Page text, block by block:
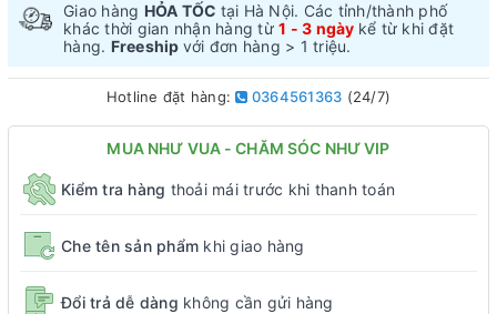
Giao hàng HỎA TỐC tại Hà Nội. Các tỉnh/thành phố
khác thời gian nhận hàng từ 1 - 3 ngày kể từ khi đặt
hàng. Freeship với đơn hàng > 1 triệu.
Hotline đặt hàng: 0364561363 (24/7)
MUA NHƯ VUA - CHĂM SÓC NHƯ VIP
Kiểm tra hàng thoải mái trước khi thanh toán
Che tên sản phẩm khi giao hàng
Đổi trả dễ dàng không cần gửi hàng